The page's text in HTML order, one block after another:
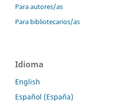
Para autores/as
Para bibliotecarios/as
Idioma
English
Español (España)